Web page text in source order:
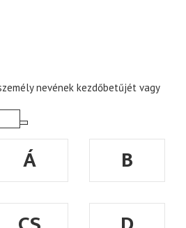
nevének kezdőbetűjét vagy
Á
B